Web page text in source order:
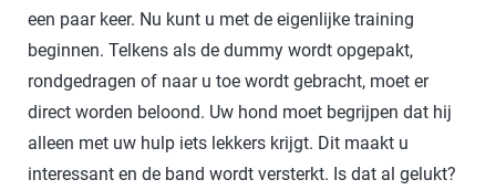
een paar keer. Nu kunt u met de eigenlijke training
beginnen. Telkens als de dummy wordt opgepakt,
rondgedragen of naar u toe wordt gebracht, moet er
direct worden beloond. Uw hond moet begrijpen dat hij
alleen met uw hulp iets lekkers krijgt. Dit maakt u
interessant en de band wordt versterkt. Is dat al gelukt?